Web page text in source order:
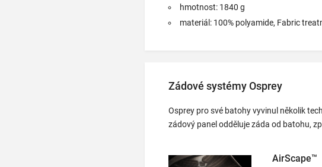
hmotnost: 1840 g
materiál: 100% polyamide, Fabric
Zádové systémy Osprey
Osprey pro své batohy vyvinul několik
zádový panel odděluje záda od batohu,
AirScape™